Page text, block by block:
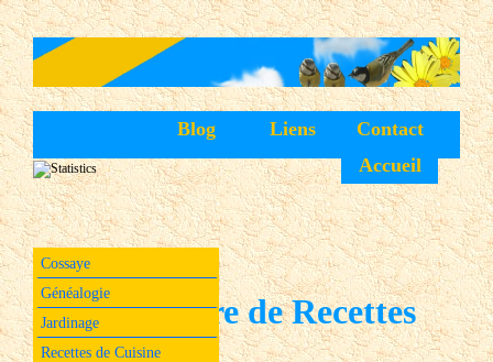
Contact
Liens
Blog
Accueil
Cossaye
Généalogie
Jardinage
Recettes de Cuisine
Livre de Recettes